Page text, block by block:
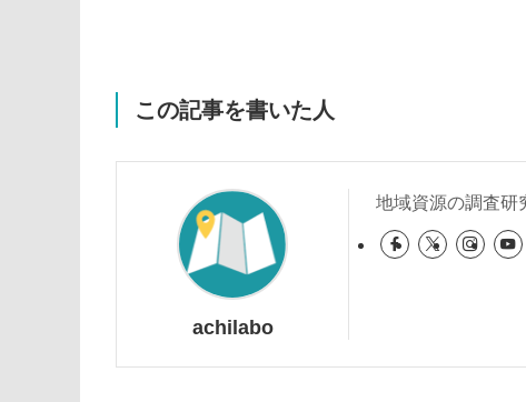
この記事を書いた人
achilabo
地域資源の調査研